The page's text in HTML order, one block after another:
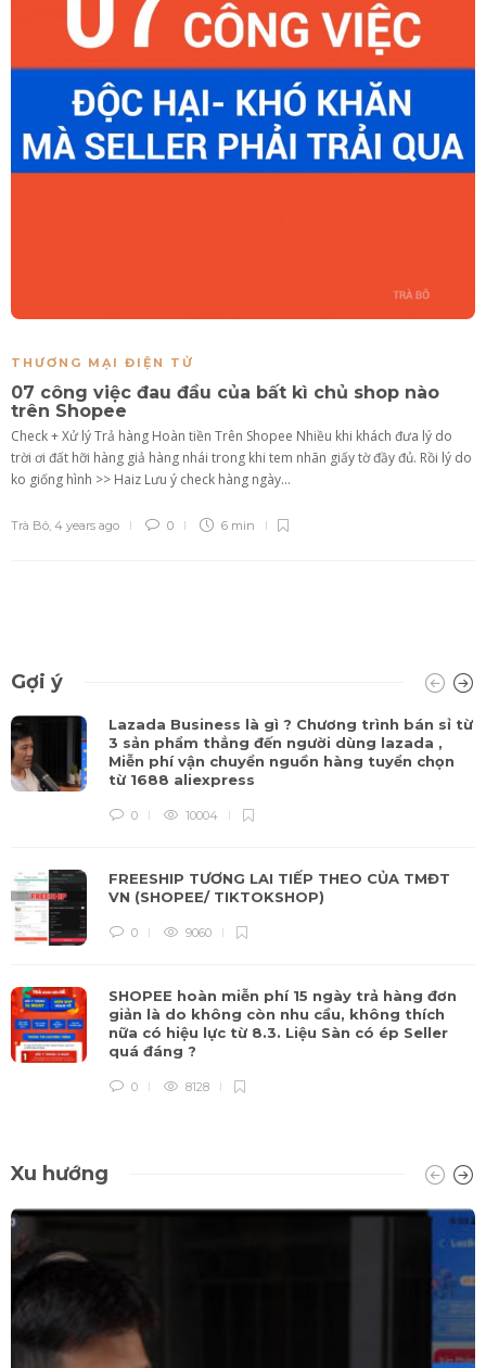
THƯƠNG MẠI ĐIỆN TỬ
07 công việc đau đầu của bất kì chủ shop nào
trên Shopee
Check + Xử lý Trả hàng Hoàn tiền Trên Shopee Nhiều khi khách đưa lý do
trời ơi đất hỡi hàng giả hàng nhái trong khi tem nhãn giấy tờ đầy đủ. Rồi lý do
ko giống hình >> Haiz Lưu ý check hàng ngày...
Trà Bô, 4 years ago 0 6 min
Gợi ý
Lazada Business là gì ? Chương trình bán sỉ từ
3 sản phẩm thẳng đến người dùng lazada ,
Miễn phí vận chuyển nguồn hàng tuyển chọn
từ 1688 aliexpress
0 10004
FREESHIP TƯƠNG LAI TIẾP THEO CỦA TMĐT
VN (SHOPEE/ TIKTOKSHOP)
0 9060
SHOPEE hoàn miễn phí 15 ngày trả hàng đơn
giản là do không còn nhu cầu, không thích
nữa có hiệu lực từ 8.3. Liệu Sàn có ép Seller
quá đáng ?
0 8128
Xu hướng